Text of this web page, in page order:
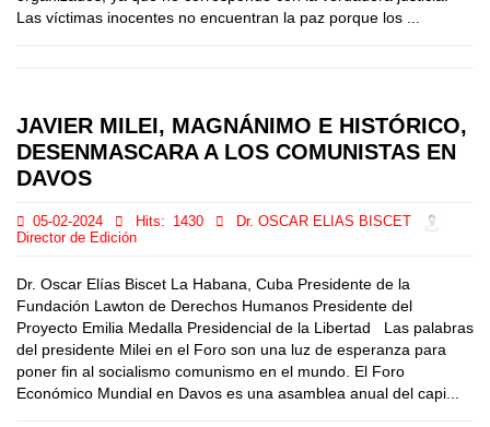
Las víctimas inocentes no encuentran la paz porque los ...
JAVIER MILEI, MAGNÁNIMO E HISTÓRICO,
DESENMASCARA A LOS COMUNISTAS EN
DAVOS
05-02-2024 Hits: 1430
Dr. OSCAR ELIAS BISCET
Director de Edición
Dr. Oscar Elías Biscet La Habana, Cuba Presidente de la
Fundación Lawton de Derechos Humanos Presidente del
Proyecto Emilia Medalla Presidencial de la Libertad Las palabras
del presidente Milei en el Foro son una luz de esperanza para
poner fin al socialismo comunismo en el mundo. El Foro
Económico Mundial en Davos es una asamblea anual del capi...